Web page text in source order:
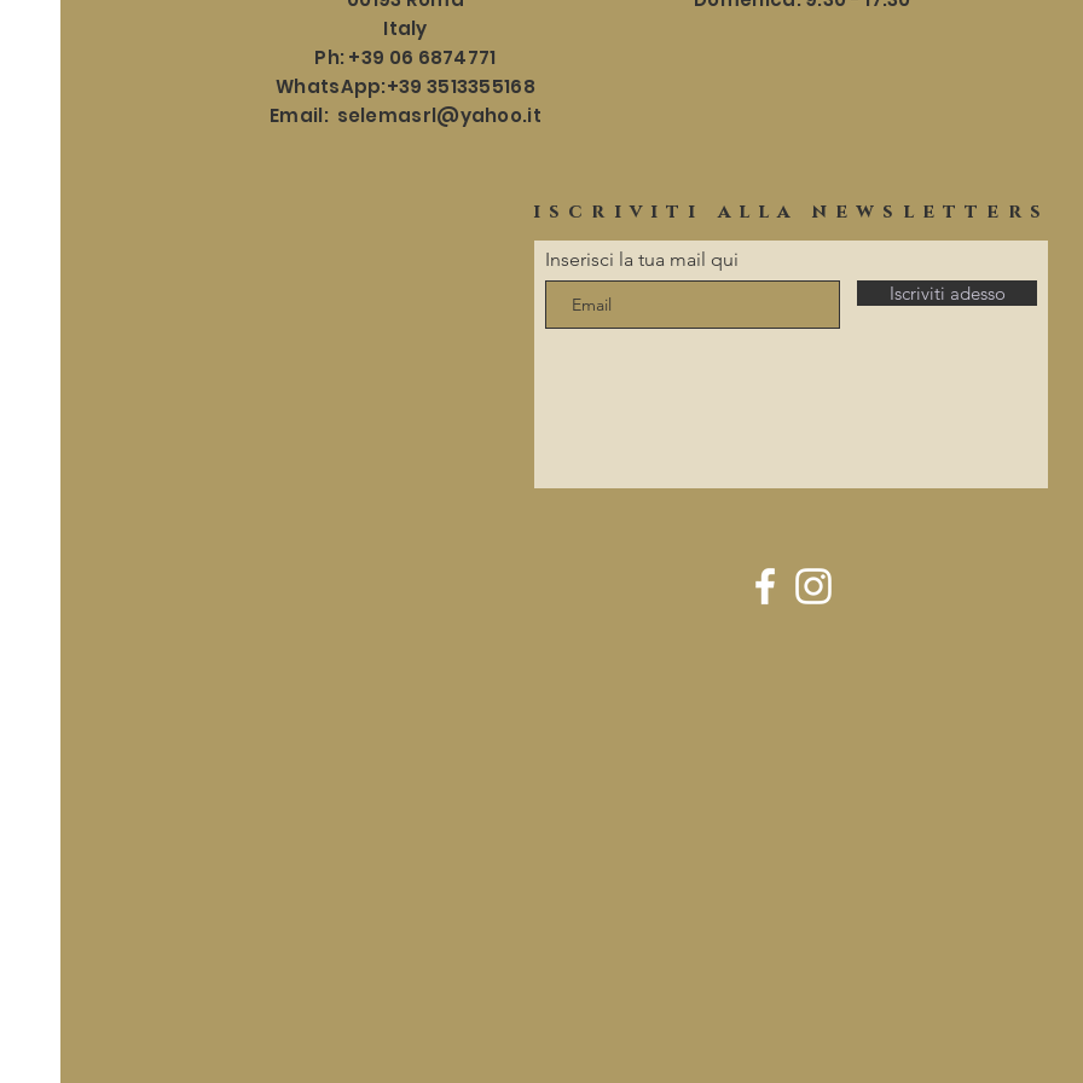
Italy
Ph: +39 06 6874771
WhatsApp:+39 3513355168
Email: selemasrl@yahoo.it
iscriviti alla newsletters
Inserisci la tua mail qui
Iscriviti adesso